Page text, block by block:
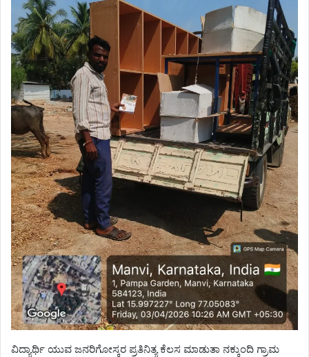
ವಿದ್ಯಾರ್ಥಿ ಯುವ ಜನರಿಗೋಸ್ಕರ ಪ್ರತಿನಿತ್ಯ ಕೆಲಸ ಮಾಡುತಾ ನಕ್ಕುಂದಿ ಗ್ರಾಮ